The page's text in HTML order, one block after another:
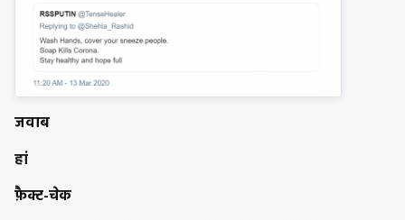
जवाब
हां
फ़ैक्ट-चेक